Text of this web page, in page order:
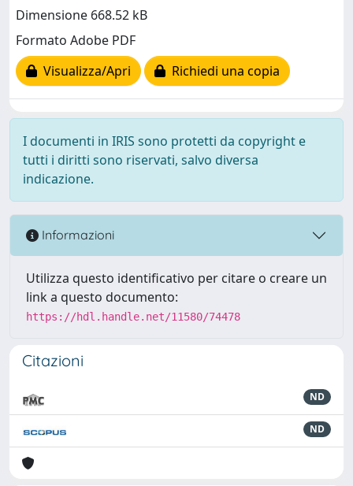
Dimensione 668.52 kB
Formato Adobe PDF
Visualizza/Apri
Richiedi una copia
I documenti in IRIS sono protetti da copyright e
tutti i diritti sono riservati, salvo diversa
indicazione.
Informazioni
Utilizza questo identificativo per citare o creare un
link a questo documento:
https://hdl.handle.net/11580/74478
Citazioni
ND
ND